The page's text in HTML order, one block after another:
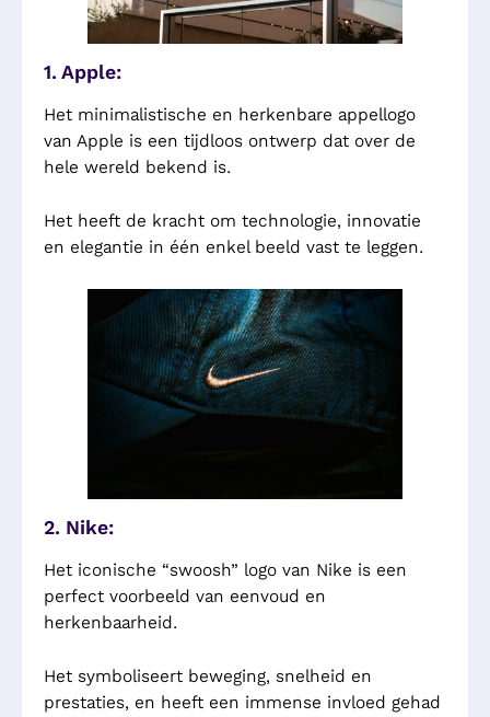
1. Apple:
Het minimalistische en herkenbare appellogo
van Apple is een tijdloos ontwerp dat over de
hele wereld bekend is.
Het heeft de kracht om technologie, innovatie
en elegantie in één enkel beeld vast te leggen.
2. Nike:
Het iconische “swoosh” logo van Nike is een
perfect voorbeeld van eenvoud en
herkenbaarheid.
Het symboliseert beweging, snelheid en
prestaties, en heeft een immense invloed gehad